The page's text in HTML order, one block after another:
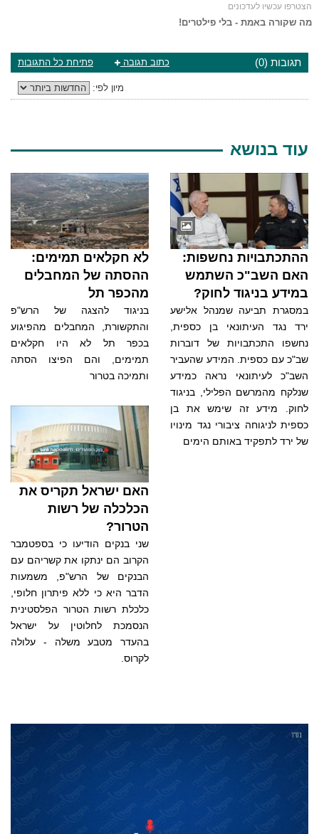
הצטרפו עכשיו לעדכונים
מה שקורה באמת - בלי פילטרים!
תגובות (0) פתיחת כל התגובות כתוב תגובה
מיון לפי:
עוד בנושא
ההתכתבויות נחשפות:
האם השב"כ השתמש
במידע בניגוד לחוק?
במסגרת תביעה שמנהל אלישע
ירד נגד העיתונאי בן כספית,
נחשפו התכתבויות של דוברות
שב"כ עם כספית. המידע שהעביר
השב"כ לעיתונאי נראה כמידע
שנלקח מהמרשם הפלילי, בניגוד
לחוק. מידע זה שימש את בן
כספית לניגוחה ציבורי נגד מינויו
של ירד לתפקיד באותם הימים
לא חקלאים תמימים:
ההסתה של המחבלים
מהכפר תל
בניגוד להצגה של הרש"פ
והתקשורת, המחבלים מהפיגוע
בכפר תל לא היו חקלאים
תמימים, והם הפיצו הסתה
ותמיכה בטרור
האם ישראל תקריס את
הכלכלה של רשות
הטרור?
שני בנקים הודיעו כי בספטמבר
הקרוב הם ינתקו את קשריהם עם
הבנקים של הרש"פ, משמעות
הדבר היא כי ללא פיתרון חלופי,
כלכלת רשות הטרור הפלסטינית
הנסמכת לחלוטין על ישראל
בהעדר מטבע משלה - עלולה
לקרוס.